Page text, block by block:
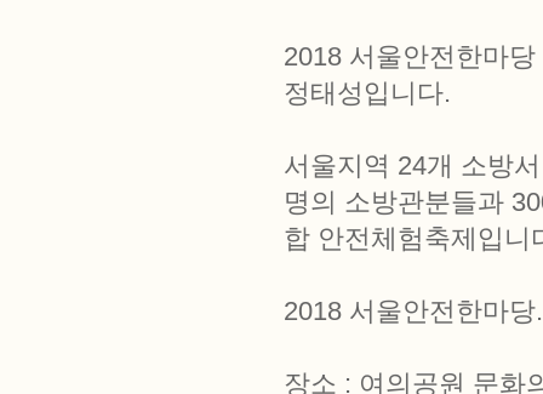
2018 서울안전한마
정태성입니다.
서울지역 24개 소방
명의 소방관분들과
합 안전체험축제입니
2018 서울안전한마당.
장소 : 여의공원 문화